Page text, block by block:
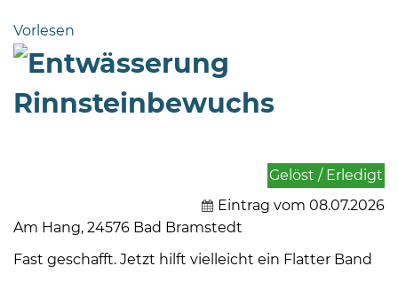
Bramstedt
Bleeck 15-
24576 Bad
Bramstedt
zentrale@badbramstedt.de
Mo,
Fr
Vorlesen
Rinnsteinbewuchs
Gelöst / Erledigt
Eintrag vom 08.07.2026
Am Hang, 24576 Bad Bramstedt
Fast geschafft. Jetzt hilft vielleicht ein Flatter Band